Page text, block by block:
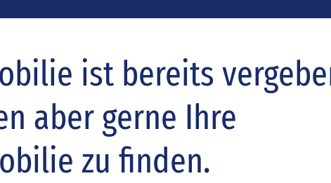
ist bereits
aber gerne Ihre
zu finden.